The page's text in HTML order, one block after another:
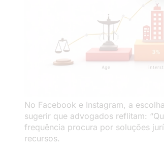
No Facebook e Instagram, a
sugerir que advogados reflitam:
frequência procura por soluções
recursos.